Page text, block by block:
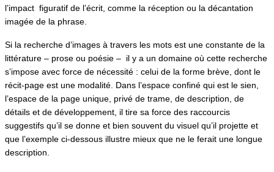
l’impact figuratif de l’écrit, comme la réception ou la décantation
imagée de la phrase.
Si la recherche d’images à travers les mots est une constante de la
littérature – prose ou poésie – il y a un domaine où cette recherche
s’impose avec force de nécessité : celui de la forme brève, dont le
récit-page est une modalité. Dans l’espace confiné qui est le sien,
l’espace de la page unique, privé de trame, de description, de
détails et de développement, il tire sa force des raccourcis
suggestifs qu’il se donne et bien souvent du visuel qu’il projette et
que l’exemple ci-dessous illustre mieux que ne le ferait une longue
description.